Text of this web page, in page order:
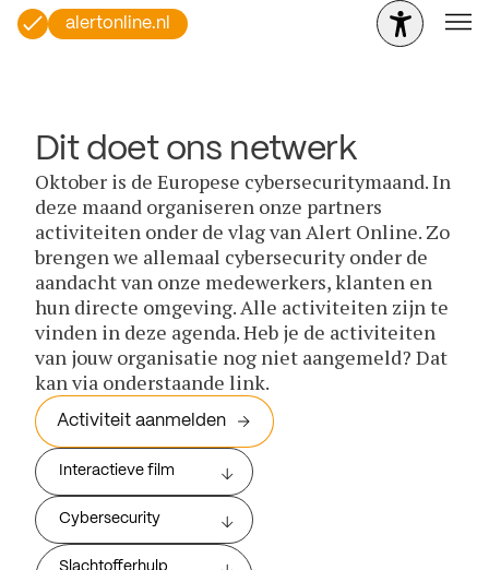
alertonline.nl
Dit doet ons netwerk
Oktober is de Europese cybersecuritymaand. In
deze maand organiseren onze partners
activiteiten onder de vlag van Alert Online. Zo
brengen we allemaal cybersecurity onder de
aandacht van onze medewerkers, klanten en
hun directe omgeving. Alle activiteiten zijn te
vinden in deze agenda. Heb je de activiteiten
van jouw organisatie nog niet aangemeld? Dat
kan via onderstaande link.
Activiteit aanmelden
Interactieve film
Cybersecurity
Slachtofferhulp